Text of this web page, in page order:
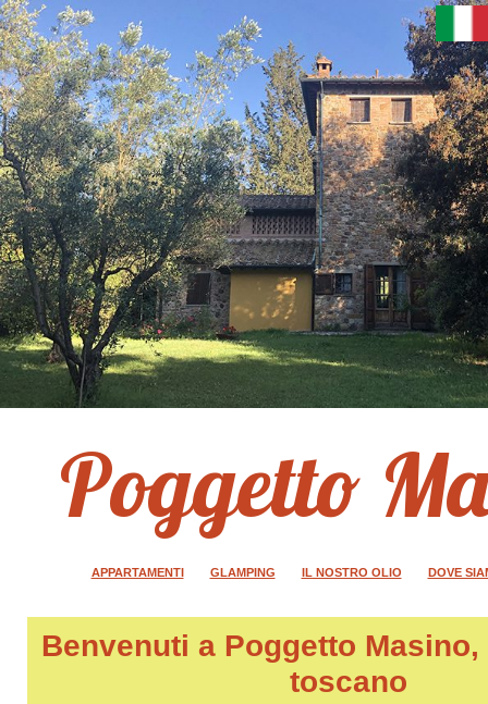
Poggetto
APPARTAMENTI GLAMPING IL NOSTRO OLIO DOVE
Benvenuti a Poggetto Masino
toscano